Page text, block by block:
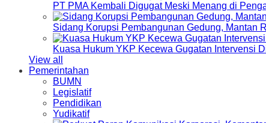
PT PMA Kembali Digugat Meski Menang di
Sidang Korupsi Pembangunan Gedung, Mantan
Kuasa Hukum YKP Kecewa Gugatan Intervensi
View all
Pemerintahan
BUMN
Legislatif
Pendidikan
Yudikatif